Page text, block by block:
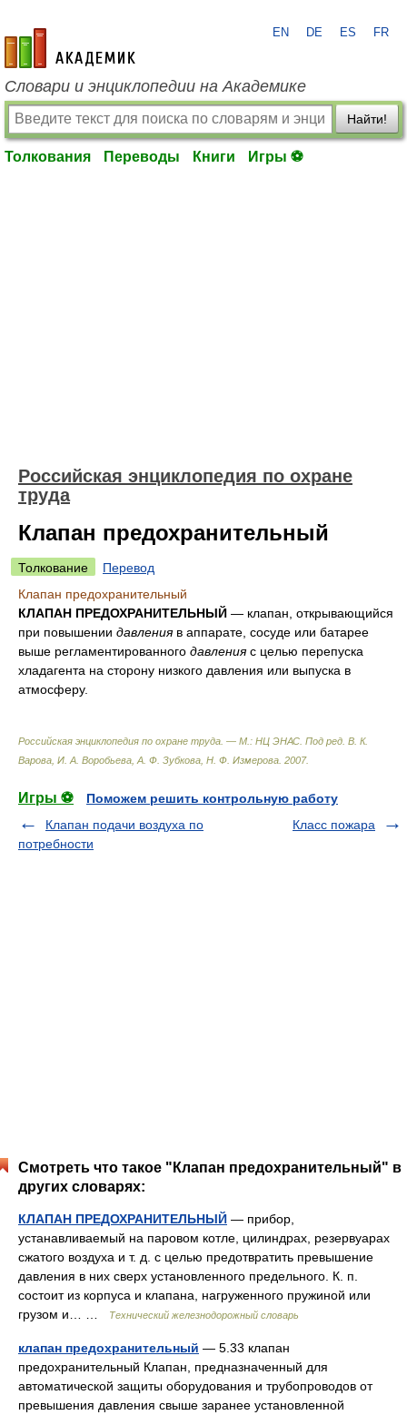
academic.ru
EN DE ES FR
Словари и энциклопедии на Академике
Найти!
Толкования Переводы Книги Игры ⚽
Российская энциклопедия по охране
труда
Клапан предохранительный
Толкование
Перевод
Клапан предохранительный
КЛАПАН ПРЕДОХРАНИТЕЛЬНЫЙ — клапан, открывающийся
при повышении давленияв аппарате, сосуде или батарее
выше регламентированного давленияс целью перепуска
хладагента на сторону низкого давления или выпуска в
атмосферу.
Российская энциклопедия по охране труда. — М.: НЦ ЭНАС Под ред. В. К.
Варова, И. А. Воробьева, А. Ф. Зубкова, Н. Ф. Измерова 2007.
Игры ⚽
Поможем решить контрольную работу
Клапан подачи воздуха по
потребности
Класс пожара
Смотреть что такое "Клапан предохранительный" в
других словарях:
КЛАПАН ПРЕДОХРАНИТЕЛЬНЫЙ — прибор,
устанавливаемый на паровом котле, цилиндрах, резервуарах
сжатого воздуха и т. д. с целью предотвратить превышение
давления в них сверх установленного предельного. К. п.
состоит из корпуса и клапана, нагруженного пружиной или
грузом и… …
Технический железнодорожный словарь
клапан предохранительный — 5.33 клапан
предохранительный Клапан, предназначенный для
автоматической защиты оборудования и трубопроводов от
превышения давления свыше заранее установленной